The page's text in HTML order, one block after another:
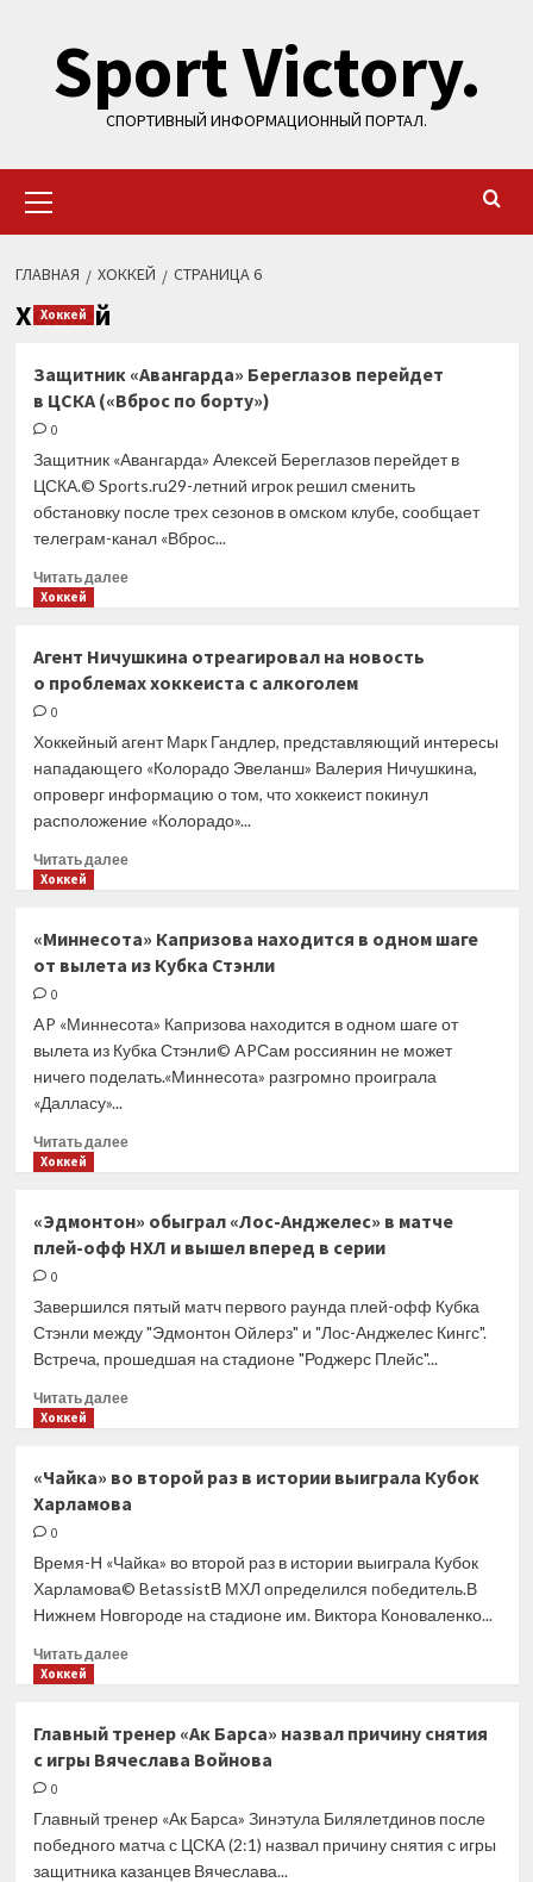
содержимому
Sport Victory.
СПОРТИВНЫЙ ИНФОРМАЦИОННЫЙ ПОРТАЛ.
меню
ГЛАВНАЯ ХОККЕЙ СТРАНИЦА 6
Хоккей
Хоккей
Защитник «Авангарда» Береглазов перейдет
в ЦСКА («Вброс по борту»)
0
Защитник «Авангарда» Алексей Береглазов перейдет в
ЦСКА.© Sports.ru29-летний игрок решил сменить
обстановку после трех сезонов в омском клубе, сообщает
телеграм-канал «Вброс...
Читать далееПрочитать
«Авангарда»
Береглазов
в ЦСКА
по борту»)
Хоккей
Агент Ничушкина отреагировал на новость
о проблемах хоккеиста с алкоголем
0
Хоккейный агент Марк Гандлер, представляющий интересы
нападающего «Колорадо Эвеланш» Валерия Ничушкина,
опроверг информацию о том, что хоккеист покинул
расположение «Колорадо»...
Читать далееПрочитать
Ничушкина
отреагировал
о проблемах
хоккеиста
с алкоголем
Хоккей
«Миннесота» Капризова находится в одном шаге
от вылета из Кубка Стэнли
0
AP «Миннесота» Капризова находится в одном шаге от
вылета из Кубка Стэнли© APСам россиянин не может
ничего поделать.«Миннесота» разгромно проиграла
«Далласу»...
Читать далееПрочитать
Капризова
находится
из Кубка
Стэнли
Хоккей
«Эдмонтон» обыграл «Лос-Анджелес» в матче
плей-офф НХЛ и вышел вперед в серии
0
Завершился пятый матч первого раунда плей-офф Кубка
Стэнли между "Эдмонтон Ойлерз" и "Лос-Анджелес Кингс".
Встреча, прошедшая на стадионе "Роджерс Плейс"...
Читать далееПрочитать
обыграл
«Лос-
в матче
офф
НХЛ
Хоккей
«Чайка» во второй раз в истории выиграла Кубок
Харламова
0
Время-Н «Чайка» во второй раз в истории выиграла Кубок
Харламова© BetassistВ МХЛ определился победитель.В
Нижнем Новгороде на стадионе им. Виктора Коноваленко...
Читать далееПрочитать
во второй
раз
выиграла
Кубок
Харламова
Хоккей
Главный тренер «Ак Барса» назвал причину снятия
с игры Вячеслава Войнова
0
Главный тренер «Ак Барса» Зинэтула Билялетдинов после
победного матча с ЦСКА (2:1) назвал причину снятия с игры
защитника казанцев Вячеслава...